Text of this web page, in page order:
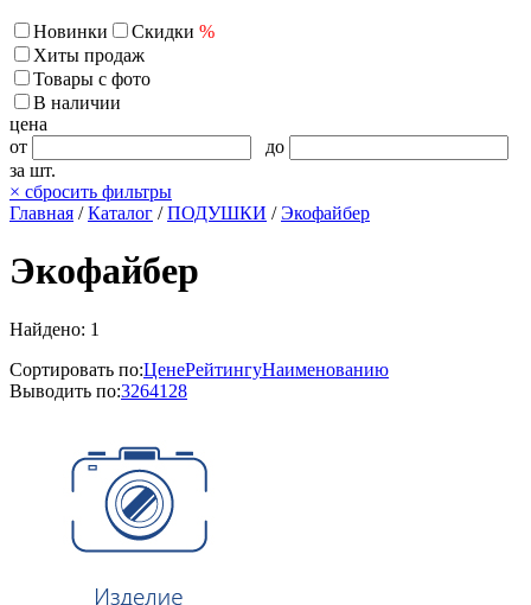
Новинки Скидки %
Хиты продаж
Товары с фото
В наличии
цена
от
до
за шт.
× сбросить фильтры
Главная /Каталог /ПОДУШКИ /Экофайбер
Экофайбер
Найдено: 1
Сортировать по:ЦенеРейтингуНаименованию
Выводить по:3264128